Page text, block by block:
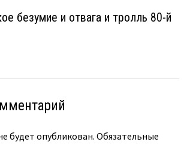
безумие и отвага и тролль 80-й
будет опубликован. Обязательные